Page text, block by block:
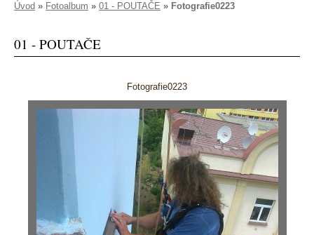
Úvod » Fotoalbum » 01 - POUTAČE » Fotografie0223
01 - POUTAČE
Fotografie0223